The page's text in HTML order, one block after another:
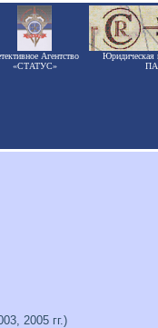
Агентство
«СТАТУС»
2005 гг.)